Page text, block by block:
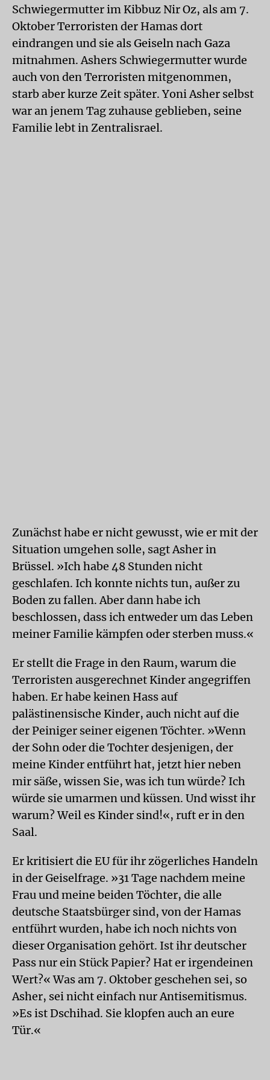
Schwiegermutter im Kibbuz Nir Oz, als am 7.
Oktober Terroristen der Hamas dort
eindrangen und sie als Geiseln nach Gaza
mitnahmen. Ashers Schwiegermutter wurde
auch von den Terroristen mitgenommen,
starb aber kurze Zeit später. Yoni Asher selbst
war an jenem Tag zuhause geblieben, seine
Familie lebt in Zentralisrael.
Zunächst habe er nicht gewusst, wie er mit der
Situation umgehen solle, sagt Asher in
Brüssel. »Ich habe 48 Stunden nicht
geschlafen. Ich konnte nichts tun, außer zu
Boden zu fallen. Aber dann habe ich
beschlossen, dass ich entweder um das Leben
meiner Familie kämpfen oder sterben muss.«
Er stellt die Frage in den Raum, warum die
Terroristen ausgerechnet Kinder angegriffen
haben. Er habe keinen Hass auf
palästinensische Kinder, auch nicht auf die
der Peiniger seiner eigenen Töchter. »Wenn
der Sohn oder die Tochter desjenigen, der
meine Kinder entführt hat, jetzt hier neben
mir säße, wissen Sie, was ich tun würde? Ich
würde sie umarmen und küssen. Und wisst ihr
warum? Weil es Kinder sind!«, ruft er in den
Saal.
Er kritisiert die EU für ihr zögerliches Handeln
in der Geiselfrage. »31 Tage nachdem meine
Frau und meine beiden Töchter, die alle
deutsche Staatsbürger sind, von der Hamas
entführt wurden, habe ich noch nichts von
dieser Organisation gehört. Ist ihr deutscher
Pass nur ein Stück Papier? Hat er irgendeinen
Wert?« Was am 7. Oktober geschehen sei, so
Asher, sei nicht einfach nur Antisemitismus.
»Es ist Dschihad. Sie klopfen auch an eure
Tür.«